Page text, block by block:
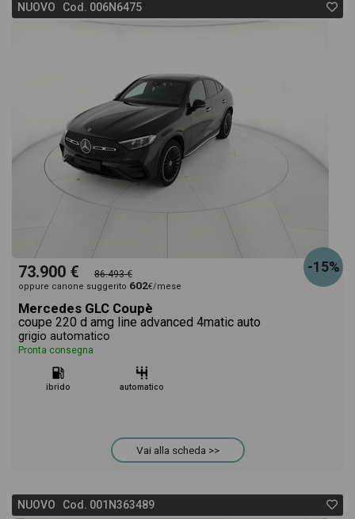
NUOVO Cod. 006N6475
-15%
73.900 € 86.493 €
oppure canone suggerito 602€/mese
Mercedes GLC Coupè
coupe 220 d amg line advanced 4matic auto
grigio automatico
Pronta consegna
ibrido automatico
Vai alla scheda >>
NUOVO Cod. 001N363489